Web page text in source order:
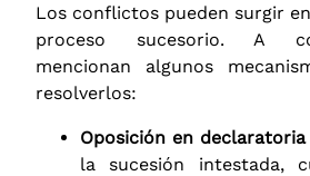
Los conflictos pueden surgir
proceso sucesorio. A
mencionan algunos
resolverlos:
Oposición en
la sucesión intestada,